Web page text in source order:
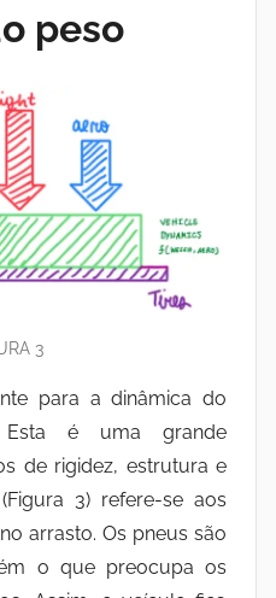
peso
3
para a dinâmica do
é uma grande
de rigidez, estrutura e
3) refere-se aos
arrasto. Os pneus são
o que preocupa os